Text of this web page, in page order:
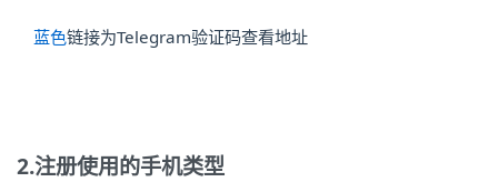
蓝色链接为Telegram验证码查看地址
2.注册使用的手机类型